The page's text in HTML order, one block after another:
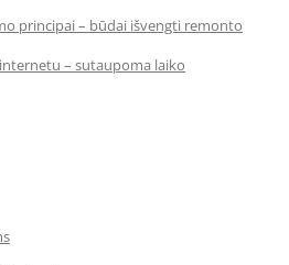
principai – būdai išvengti remonto
– sutaupoma laiko